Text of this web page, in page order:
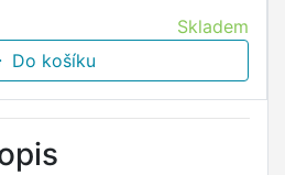
Skladem
Do košíku